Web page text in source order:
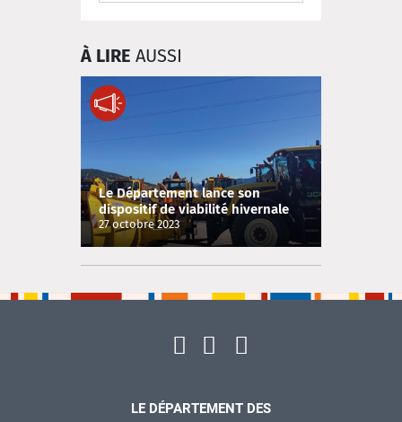
À LIRE AUSSI
Le Département lance son
dispositif de viabilité hivernale
pour les six prochains mois
27 octobre 2023
LE DÉPARTEMENT DES